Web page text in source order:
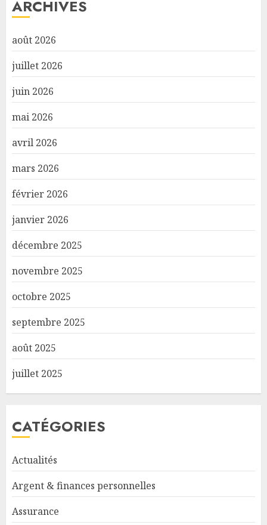
ARCHIVES
août 2026
juillet 2026
juin 2026
mai 2026
avril 2026
mars 2026
février 2026
janvier 2026
décembre 2025
novembre 2025
octobre 2025
septembre 2025
août 2025
juillet 2025
CATÉGORIES
Actualités
Argent & finances personnelles
Assurance